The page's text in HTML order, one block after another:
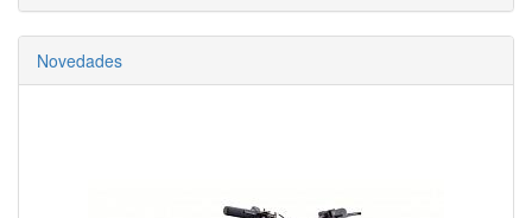
Novedades